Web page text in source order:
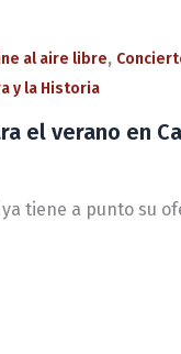
al aire libre,
y la Historia
el verano en
tiene a punto su